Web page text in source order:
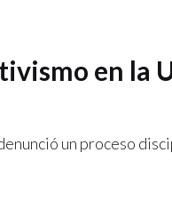
en la
un proceso